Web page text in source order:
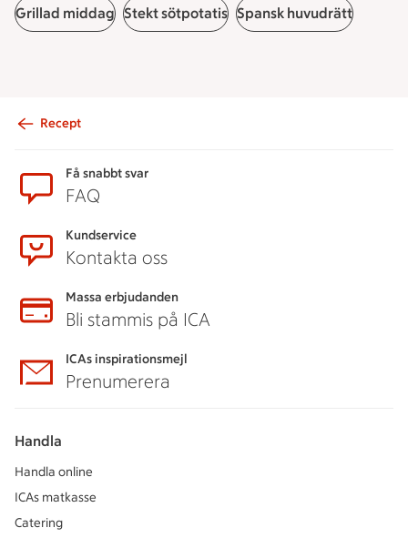
Grillad middag Stekt sötpotatis Spansk huvudrätt
Recept
Få snabbt svar
FAQ
Kundservice
Kontakta oss
Massa erbjudanden
Bli stammis på ICA
ICAs inspirationsmejl
Prenumerera
Handla
Handla online
ICAs matkasse
Catering